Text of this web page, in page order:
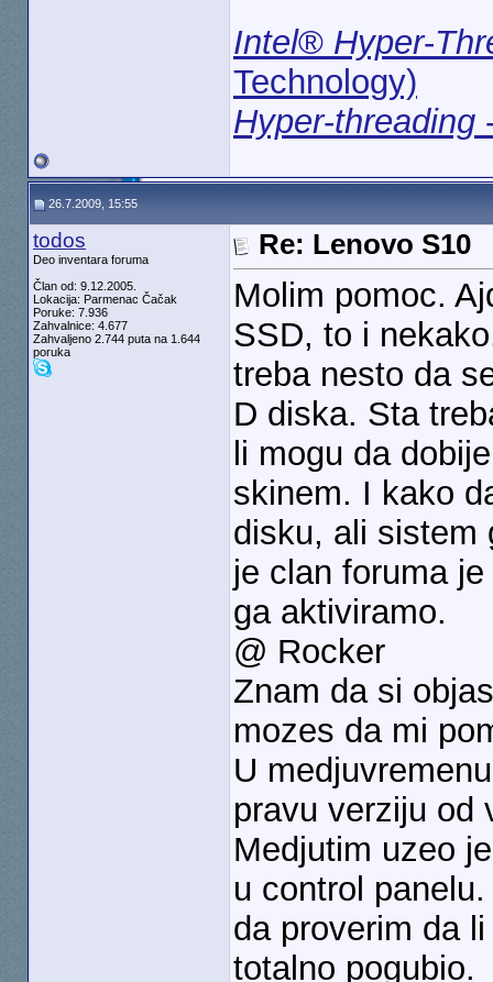
Intel® Hyper-
Technology)
Hyper-threading
26.7.2009, 15:55
todos
Deo inventara foruma
Član od: 9.12.2005.
Lokacija: Parmenac Čačak
Poruke: 7.936
Zahvalnice: 4.677
Zahvaljeno 2.744 puta na 1.644
poruka
Re: Lenovo S10
Molim pomoc.
SSD, to i
treba nesto da
D diska. Sta
li mogu da
skinem. I kako
disku, ali sistem
je clan foruma
ga aktiviramo.
@ Rocker
Znam da si
mozes da mi
U
pravu verziju od
Medjutim uzeo
u control
da proverim da
totalno pogubio.